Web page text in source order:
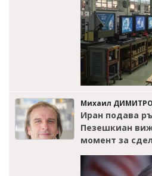
Михаил
Иран подава
Пезешкиан
момент за